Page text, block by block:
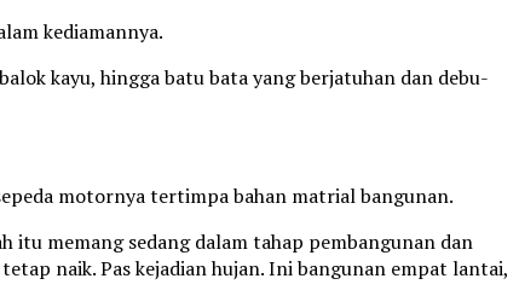
kediamannya.
kayu, hingga batu bata yang berjatuhan dan debu-
motornya tertimpa bahan matrial bangunan.
itu memang sedang dalam tahap pembangunan dan
naik. Pas kejadian hujan. Ini bangunan empat lantai,